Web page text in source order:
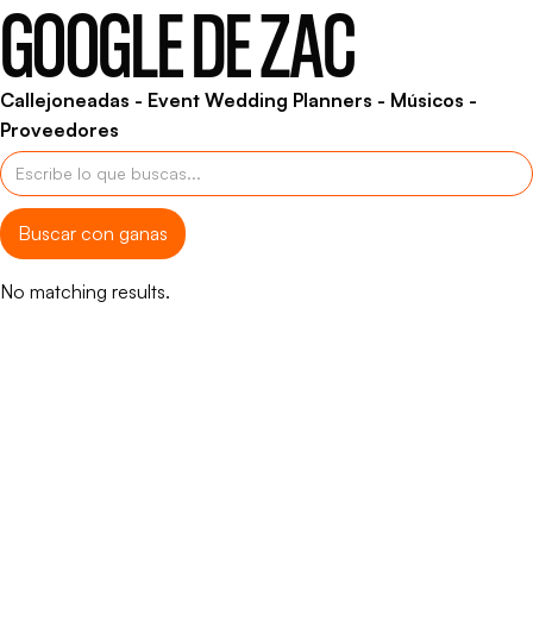
GOOGLE DE ZAC
Callejoneadas - Event Wedding Planners - Músicos -
Proveedores
No matching results.